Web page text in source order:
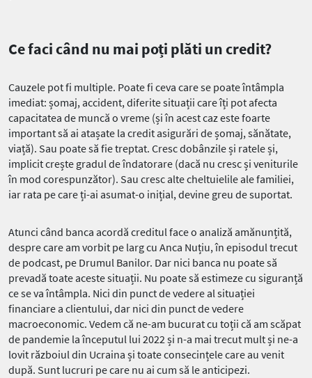
Ce faci când nu mai poți plăti un credit?
Cauzele pot fi multiple. Poate fi ceva care se poate întâmpla
imediat: șomaj, accident, diferite situații care îți pot afecta
capacitatea de muncă o vreme (și în acest caz este foarte
important să ai atașate la credit asigurări de șomaj, sănătate,
viață). Sau poate să fie treptat. Cresc dobânzile și ratele și,
implicit crește gradul de îndatorare (dacă nu cresc și veniturile
în mod corespunzător). Sau cresc alte cheltuielile ale familiei,
iar rata pe care ți-ai asumat-o inițial, devine greu de suportat.
Atunci când banca acordă creditul face o analiză amănunțită,
despre care am vorbit pe larg cu Anca Nuțiu, în episodul trecut
de podcast, pe Drumul Banilor. Dar nici banca nu poate să
prevadă toate aceste situații. Nu poate să estimeze cu siguranță
ce se va întâmpla. Nici din punct de vedere al situației
financiare a clientului, dar nici din punct de vedere
macroeconomic. Vedem că ne-am bucurat cu toții că am scăpat
de pandemie la începutul lui 2022 și n-a mai trecut mult și ne-a
lovit războiul din Ucraina și toate consecințele care au venit
după. Sunt lucruri pe care nu ai cum să le anticipezi.